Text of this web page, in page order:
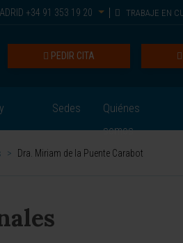
+34 91 353 19 20 TRABAJE EN
PEDIR CITA
Sedes
Quiénes
somos
> Dra. Miriam de la Puente Carabot